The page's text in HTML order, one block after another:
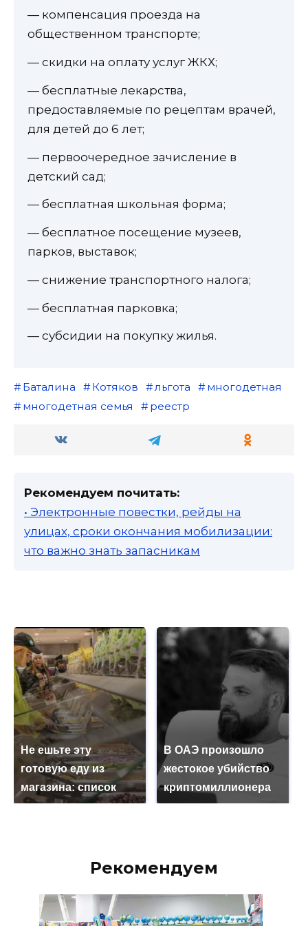
— компенсация проезда на
общественном транспорте;
— скидки на оплату услуг ЖКХ;
— бесплатные лекарства,
предоставляемые по рецептам врачей,
для детей до 6 лет;
— первоочередное зачисление в
детский сад;
— бесплатная школьная форма;
— бесплатное посещение музеев,
парков, выставок;
— снижение транспортного налога;
— бесплатная парковка;
— субсидии на покупку жилья.
Баталина Котяков льгота
многодетная
многодетная семья
реестр
Рекомендуем почитать:
• Электронные повестки, рейды на
улицах, сроки окончания мобилизации:
что важно знать запасникам
Не ешьте эту
готовую еду из
магазина: список
В ОАЭ произошло
жестокое убийство
криптомиллионера
Рекомендуем